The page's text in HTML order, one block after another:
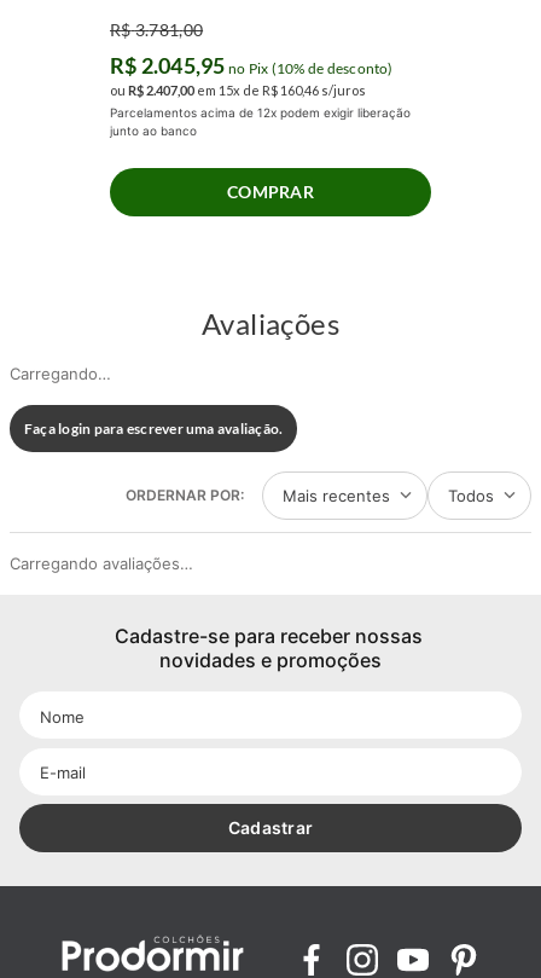
R$3.781,00
R$ 2.045,95 no Pix (10% de desconto)
ou R$2.40700 em 15x de R$ 160,46 s/juros
Parcelamentos acima de 12x podem exigir liberação
junto ao banco
COMPRAR
Avaliações
Carregando…
Faça login para escrever uma avaliação.
Mais recentes Todos
Carregando avaliações…
Cadastre-se para receber nossas
novidades e promoções
Cadastrar